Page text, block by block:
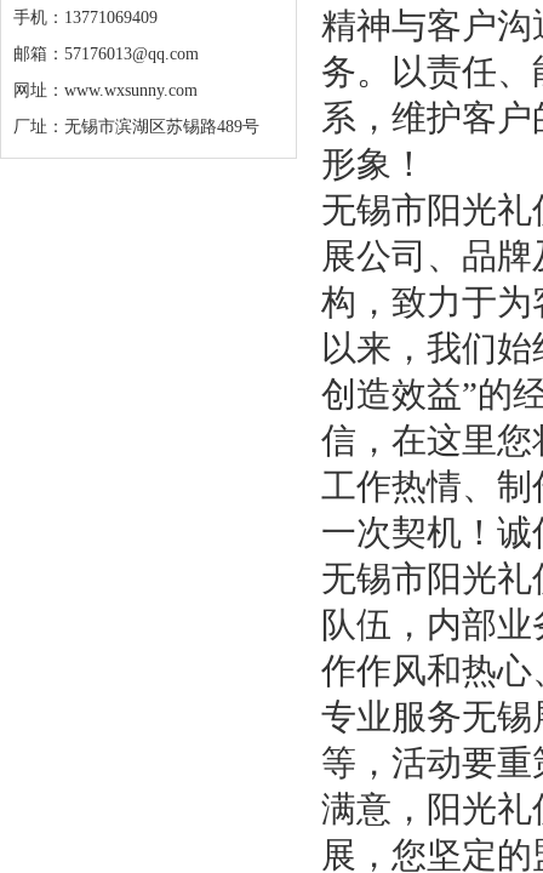
手机：13771069409
邮箱： 57176013@qq.com
网址： www.wxsunny.com
厂址：无锡市滨湖区苏锡路489号
精神与客户
务。以责任
系，维护客
形象！
无锡市阳光
展公司、品
构，致力于
以来，我们
创造效益”的
信，在这里
工作热情、
一次契机！
无锡市阳光
队伍，内部
作作风和热
专业服务无锡
等，活动要
满意，阳光
展，您坚定的